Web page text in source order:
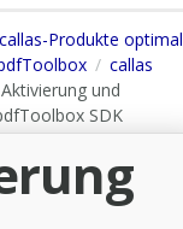
Produkte optimal
callas
Aktivierung und
SDK